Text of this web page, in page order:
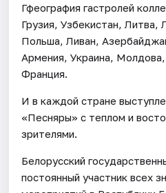
Гфеография гастролей
Грузия, Узбекистан, Литва,
Польша, Ливан,
Армения, Украина,
Франция.
И в каждой стране
«Песняры» с теплом и
зрителями.
Белорусский
постоянный участник всех